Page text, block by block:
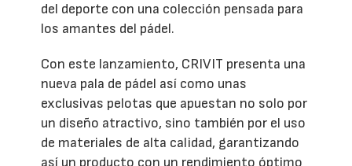
del deporte con una colección pensada para
los amantes del pádel.
Con este lanzamiento, CRIVIT presenta una
nueva pala de pádel así como unas
exclusivas pelotas que apuestan no solo por
un diseño atractivo, sino también por el uso
de materiales de alta calidad, garantizando
así un producto con un rendimiento óptimo